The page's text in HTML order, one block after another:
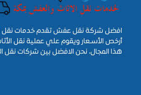
افضل شركة نقل عفش تقدم خدمات نقل
أرخص الأسـعار ويقوم علي عملية نقل
هذا المجال، نحن الافضل بين شركات